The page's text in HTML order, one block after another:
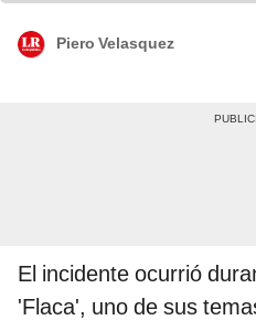
Piero Velasquez
El incidente ocurrió
'Flaca', uno de sus